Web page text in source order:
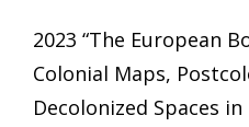
2023 “The European
Colonial Maps,
Decolonized Spaces